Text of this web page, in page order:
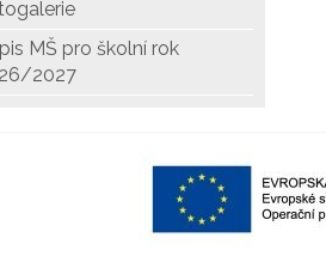
MŠ pro školní rok
2027